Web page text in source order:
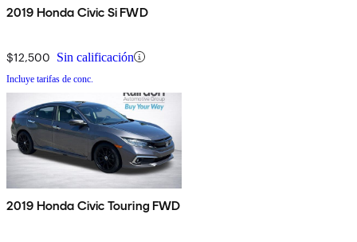
2019 Honda Civic Si FWD
$12,500 Sin calificación
Incluye tarifas de conc.
2019 Honda Civic Touring FWD